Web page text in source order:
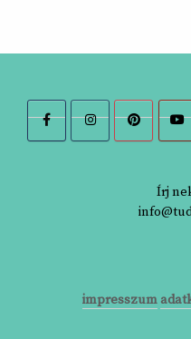
Írj
impresszum